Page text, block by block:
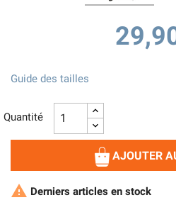
Guide des tailles
Quantité
AJOUTER
 Derniers articles en stock